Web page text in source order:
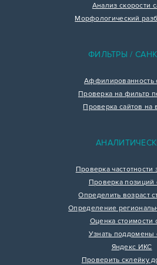
Анализ скорости
Морфологический
ФИЛЬТРЫ /
Аффилированность
Проверка на фильтр
Проверка сайтов на
Проверка частотности
Проверка позиций
Определить возраст
Определение
Оценка стоимости
Узнать поддомены
Яндекс ИКС
Проверить склейку